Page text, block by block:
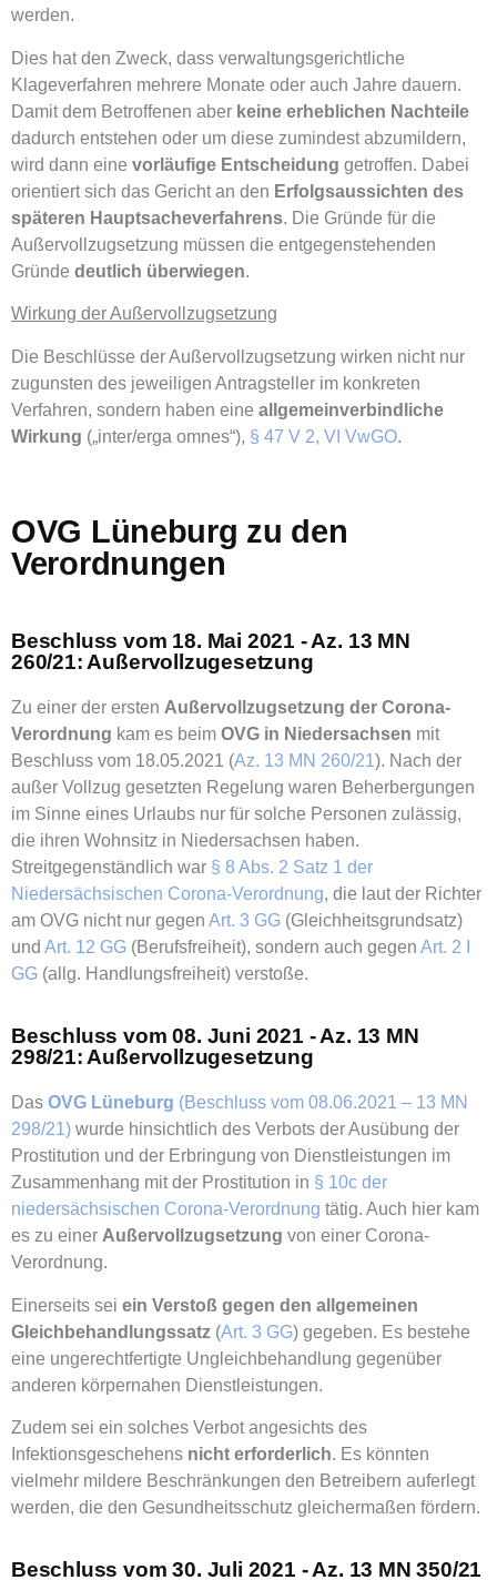
werden.
Dies hat den Zweck, dass verwaltungsgerichtliche
Klageverfahren mehrere Monate oder auch Jahre dauern.
Damit dem Betroffenen aber keine erheblichen Nachteile
dadurch entstehen oder um diese zumindest abzumildern,
wird dann eine vorläufige Entscheidung getroffen. Dabei
orientiert sich das Gericht an den Erfolgsaussichten des
späteren Hauptsacheverfahrens. Die Gründe für die
Außervollzugsetzung müssen die entgegenstehenden
Gründe deutlich überwiegen.
Wirkung der Außervollzugsetzung
Die Beschlüsse der Außervollzugsetzung wirken nicht nur
zugunsten des jeweiligen Antragsteller im konkreten
Verfahren, sondern haben eine allgemeinverbindliche
Wirkung („inter/erga omnes“), § 47 V 2, VI VwGO.
OVG Lüneburg zu den
Verordnungen
Beschluss vom 18. Mai 2021 - Az. 13 MN
260/21: Außervollzugesetzung
Zu einer der ersten Außervollzugsetzung der Corona-
Verordnung kam es beim OVG in Niedersachsen mit
Beschluss vom 18.05.2021 (Az. 13 MN 260/21). Nach der
außer Vollzug gesetzten Regelung waren Beherbergungen
im Sinne eines Urlaubs nur für solche Personen zulässig,
die ihren Wohnsitz in Niedersachsen haben.
Streitgegenständlich war § 8 Abs. 2 Satz 1 der
Niedersächsischen Corona-Verordnung, die laut der Richter
am OVG nicht nur gegen Art. 3 GG (Gleichheitsgrundsatz)
und Art. 12 GG (Berufsfreiheit), sondern auch gegen Art. 2 I
GG (allg. Handlungsfreiheit) verstoße.
Beschluss vom 08. Juni 2021 - Az. 13 MN
298/21: Außervollzugesetzung
Das OVG Lüneburg (Beschluss vom 08.06.2021 – 13 MN
298/21) wurde hinsichtlich des Verbots der Ausübung der
Prostitution und der Erbringung von Dienstleistungen im
Zusammenhang mit der Prostitution in § 10c der
niedersächsischen Corona-Verordnung tätig. Auch hier kam
es zu einer Außervollzugsetzung von einer Corona-
Verordnung.
Einerseits sei ein Verstoß gegen den allgemeinen
Gleichbehandlungssatz (Art. 3 GG) gegeben. Es bestehe
eine ungerechtfertigte Ungleichbehandlung gegenüber
anderen körpernahen Dienstleistungen.
Zudem sei ein solches Verbot angesichts des
Infektionsgeschehens nicht erforderlich. Es könnten
vielmehr mildere Beschränkungen den Betreibern auferlegt
werden, die den Gesundheitsschutz gleichermaßen fördern.
Beschluss vom 30. Juli 2021 - Az. 13 MN 350/21